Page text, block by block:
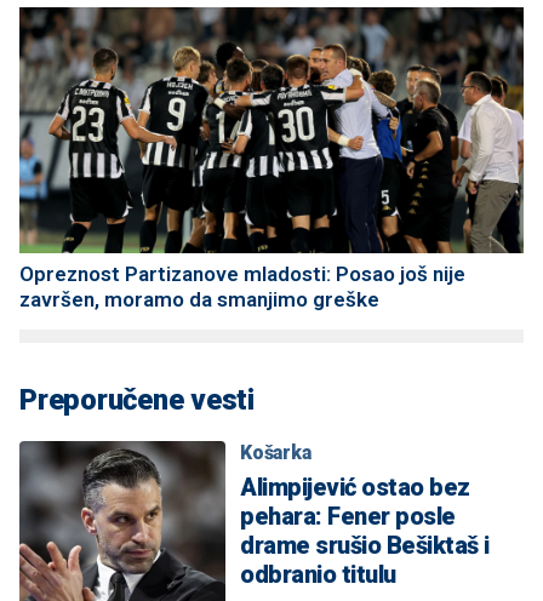
Opreznost Partizanove mladosti: Posao još nije
završen, moramo da smanjimo greške
Preporučene vesti
Košarka
Alimpijević ostao bez
pehara: Fener posle
drame srušio Bešiktaš i
odbranio titulu